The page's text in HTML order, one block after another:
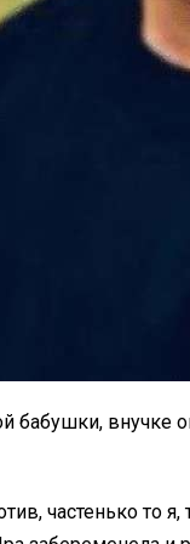
бабушки, внучке
частенько то